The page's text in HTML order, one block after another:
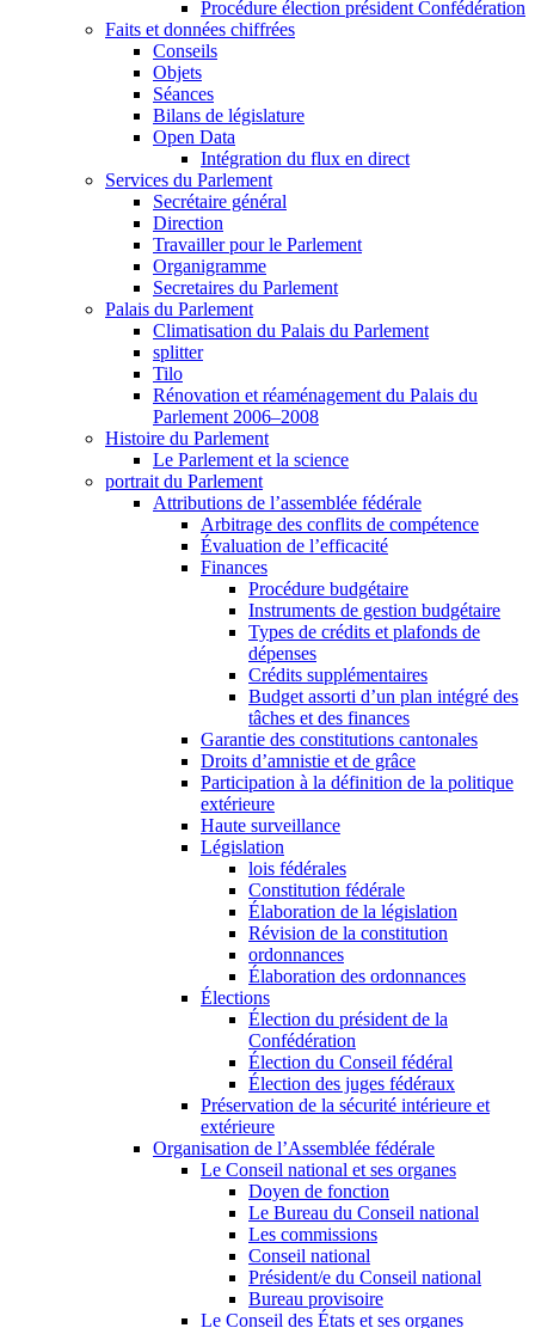
Procédure élection président Confédération
Faits et données chiffrées
Conseils
Objets
Séances
Bilans de législature
Open Data
Intégration du flux en direct
Services du Parlement
Secrétaire général
Direction
Travailler pour le Parlement
Organigramme
Secretaires du Parlement
Palais du Parlement
Climatisation du Palais du Parlement
splitter
Tilo
Rénovation et réaménagement du Palais du
Parlement 2006–2008
Histoire du Parlement
Le Parlement et la science
portrait du Parlement
Attributions de l’assemblée fédérale
Arbitrage des conflits de compétence
Évaluation de l’efficacité
Finances
Procédure budgétaire
Instruments de gestion budgétaire
Types de crédits et plafonds de
dépenses
Crédits supplémentaires
Budget assorti d’un plan intégré des
tâches et des finances
Garantie des constitutions cantonales
Droits d’amnistie et de grâce
Participation à la définition de la politique
extérieure
Haute surveillance
Législation
lois fédérales
Constitution fédérale
Élaboration de la législation
Révision de la constitution
ordonnances
Élaboration des ordonnances
Élections
Élection du président de la
Confédération
Élection du Conseil fédéral
Élection des juges fédéraux
Préservation de la sécurité intérieure et
extérieure
Organisation de l’Assemblée fédérale
Le Conseil national et ses organes
Doyen de fonction
Le Bureau du Conseil national
Les commissions
Conseil national
Président/e du Conseil national
Bureau provisoire
Le Conseil des États et ses organes